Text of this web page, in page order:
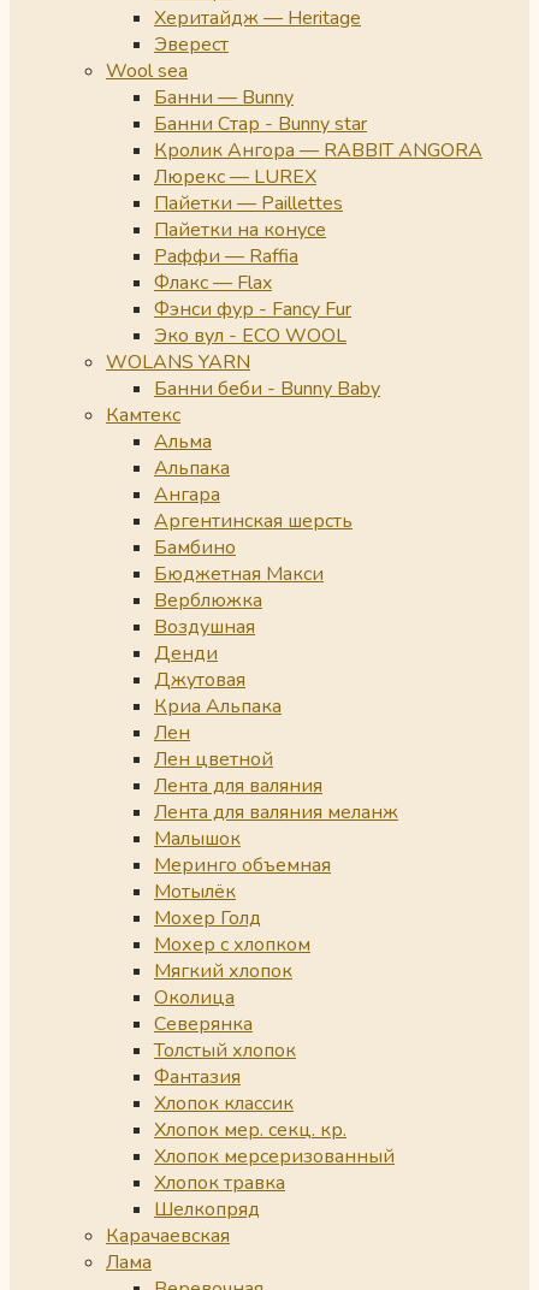
Херитайдж — Heritage
Эверест
Wool sea
Банни — Bunny
Банни Стар - Bunny star
Кролик Ангора — RABBIT ANGORA
Люрекс — LUREX
Пайетки — Paillettes
Пайетки на конусе
Раффи — Raffia
Флакс — Flax
Фэнси фур - Fancy Fur
Эко вул - ECO WOOL
WOLANS YARN
Банни беби - Bunny Baby
Камтекс
Альма
Альпака
Ангара
Аргентинская шерсть
Бамбино
Бюджетная Макси
Верблюжка
Воздушная
Денди
Джутовая
Криа Альпака
Лен
Лен цветной
Лента для валяния
Лента для валяния меланж
Малышок
Меринго объемная
Мотылёк
Мохер Голд
Мохер с хлопком
Мягкий хлопок
Околица
Северянка
Толстый хлопок
Фантазия
Хлопок классик
Хлопок мер. секц. кр.
Хлопок мерсеризованный
Хлопок травка
Шелкопряд
Карачаевская
Лама